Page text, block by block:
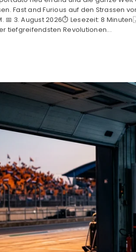
Fast and Furious auf den Strassen
📅 3. August 2026⏱️ Lesezeit: 8
tiefgreifendsten Revolutionen...